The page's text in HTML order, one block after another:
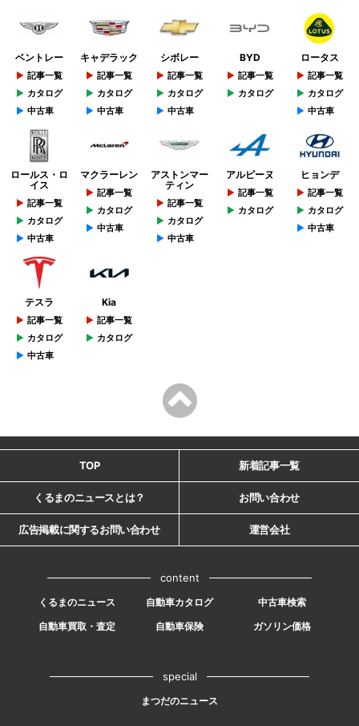
ベントレー
記事一覧
カタログ
中古車
キャデラック
記事一覧
カタログ
中古車
シボレー
記事一覧
カタログ
中古車
BYD
記事一覧
カタログ
ロータス
記事一覧
カタログ
中古車
ロールス・ロ
イス
記事一覧
カタログ
中古車
マクラーレン
記事一覧
カタログ
中古車
アストンマー
ティン
記事一覧
カタログ
中古車
アルピーヌ
記事一覧
カタログ
ヒョンデ
記事一覧
カタログ
中古車
テスラ
記事一覧
カタログ
中古車
Kia
記事一覧
カタログ
TOP 新着記事一覧
くるまのニュースとは？ お問い合わせ
広告掲載に関するお問い合わせ 運営会社
content
くるまのニュース 自動車カタログ
中古車検索
自動車買取・査定
自動車保険 ガソリン価格
special
まつだのニュース